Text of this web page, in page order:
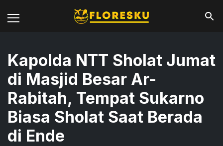
Kapolda NTT Sholat Jumat
di Masjid Besar Ar-
Rabitah, Tempat Sukarno
Biasa Sholat Saat Berada
di Ende